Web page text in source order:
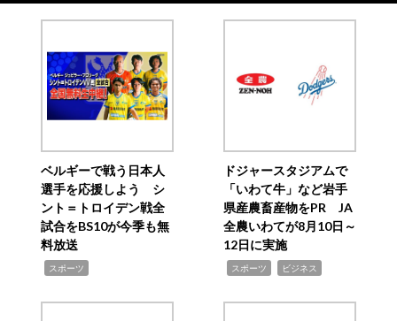
ベルギーで戦う日本人
選手を応援しよう シ
ント＝トロイデン戦全
試合をBS10が今季も無
料放送
スポーツ
ドジャースタジアムで
「いわて牛」など岩手
県産農畜産物をPR JA
全農いわてが8月10日～
12日に実施
スポーツ ビジネス